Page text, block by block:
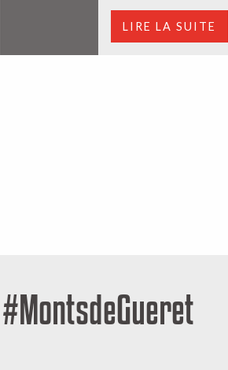
LIRE LA SUITE
#MontsdeGueret